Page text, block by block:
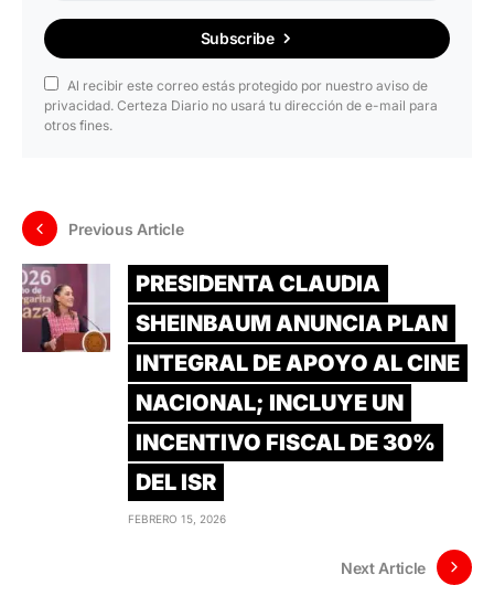
Subscribe
Al recibir este correo estás protegido por nuestro aviso de
privacidad. Certeza Diario no usará tu dirección de e-mail para
otros fines.
Previous Article
PRESIDENTA CLAUDIA
SHEINBAUM ANUNCIA PLAN
INTEGRAL DE APOYO AL CINE
NACIONAL; INCLUYE UN
INCENTIVO FISCAL DE 30%
DEL ISR
FEBRERO 15, 2026
Next Article